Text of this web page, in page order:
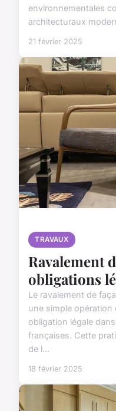
environnementales
architecturaux
21 février 2025
TRAVAUX
Ravalement
obligations
Le ravalement de
une simple opération
obligation légale
françaises. Cette
de l...
18 février 2025